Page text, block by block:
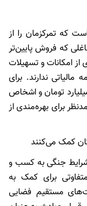
که تمرکزمان را از
کوچک برداریم. در سال ۱۴۰۵ مشاغلی که فروش پایین‌تر
از امکانات و تسهیلات
مالیاتی ندارند. برای
حقیقی در سال ۱۴۰۵ سقف این عدد ۶۰ میلیارد تومان و اشخاص
مدنظر برای بهره‌مندی از
کمک می‌کنند
شرایط جنگی به کسب و
برای کمک به
ماده ۱۶۸ قانون مالیات‌های مستقیم فضایی